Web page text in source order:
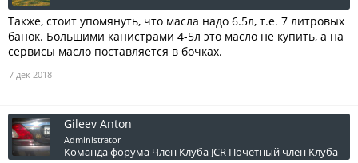
Также, стоит упомянуть, что масла надо 6.5л, т.е. 7 литровых
банок. Большими канистрами 4-5л это масло не купить, а на
сервисы масло поставляется в бочках.
7 дек 2018
Gileev Anton
Administrator
Команда форума Член Клуба JCR Почётный член Клуба